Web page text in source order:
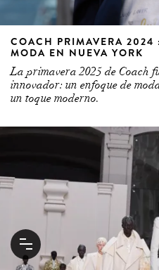
COACH PRIMAVERA 2024
MODA EN NUEVA YORK
La primavera 2025 de Coach
innovador: un enfoque de
un toque moderno.